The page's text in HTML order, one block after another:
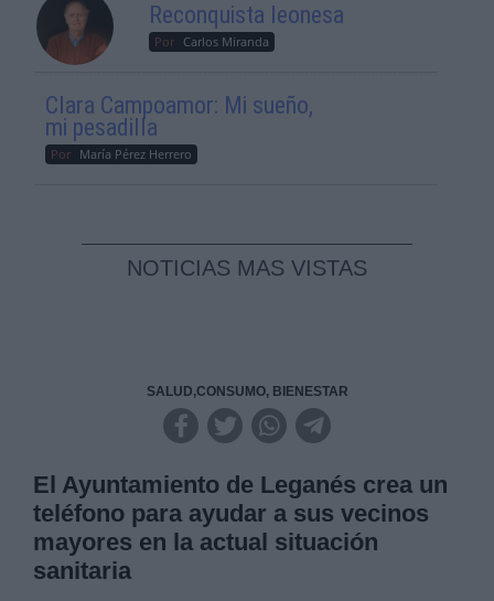
Reconquista leonesa
Por Carlos Miranda
Clara Campoamor: Mi sueño,
mi pesadilla
Por María Pérez Herrero
NOTICIAS MAS VISTAS
SALUD,CONSUMO, BIENESTAR
El Ayuntamiento de Leganés crea un
teléfono para ayudar a sus vecinos
mayores en la actual situación
sanitaria